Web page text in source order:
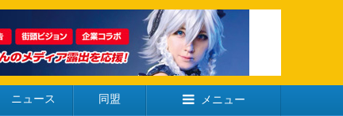
ニュース 同盟 メニュー